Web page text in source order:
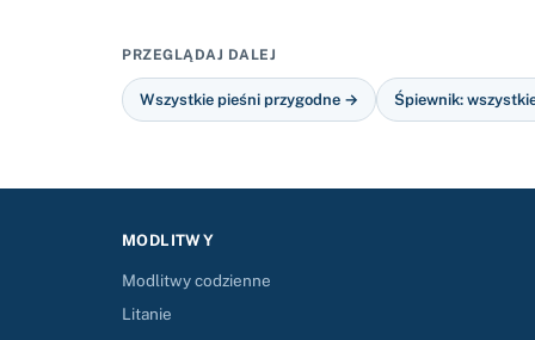
PRZEGLĄDAJ DALEJ
Wszystkie pieśni przygodne → Śpiewnik:
MODLITWY
Modlitwy codzienne
Litanie